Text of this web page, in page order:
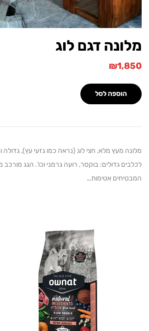
דגם לוג
₪
הוספה לסל
מעץ מלא, חצי לוג (נראה כמו גזעי עץ), גדולה
גדולים: בוקסר, רועה גרמני וכו'. הגג מורכב
אטימות…